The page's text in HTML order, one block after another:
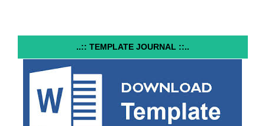
..:: TEMPLATE JOURNAL ::..